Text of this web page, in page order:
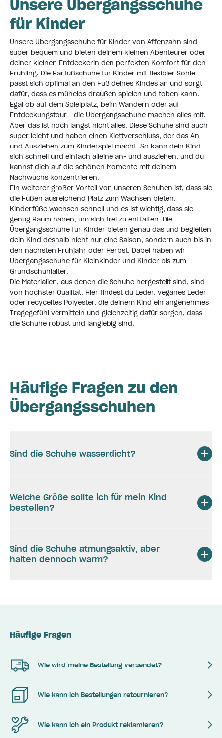
Unsere Übergangsschuhe
für Kinder
Unsere Übergangsschuhe für Kinder von Affenzahn sind
super bequem und bieten deinem kleinen Abenteurer oder
deiner kleinen Entdeckerin den perfekten Komfort für den
Frühling. Die Barfußschuhe für Kinder mit flexibler Sohle
passt sich optimal an den Fuß deines Kindes an und sorgt
dafür, dass es mühelos draußen spielen und toben kann.
Egal ob auf dem Spielplatz, beim Wandern oder auf
Entdeckungstour - die Übergangsschuhe machen alles mit.
Aber das ist noch längst nicht alles. Diese Schuhe sind auch
super leicht und haben einen Klettverschluss, der das An-
und Ausziehen zum Kinderspiel macht. So kann dein Kind
sich schnell und einfach alleine an- und ausziehen, und du
kannst dich auf die schönen Momente mit deinem
Nachwuchs konzentrieren.
Ein weiterer großer Vorteil von unseren Schuhen ist, dass sie
die Füßen ausreichend Platz zum Wachsen bieten.
Kinderfüße wachsen schnell und es ist wichtig, dass sie
genug Raum haben, um sich frei zu entfalten. Die
Übergangsschuhe für Kinder bieten genau das und begleiten
dein Kind deshalb nicht nur eine Saison, sondern auch bis in
den nächsten Frühjahr oder Herbst. Dabei haben wir
Übergangsschuhe für Kleinkinder und Kinder bis zum
Grundschuhlalter.
Die Materialien, aus denen die Schuhe hergestellt sind, sind
von höchster Qualität. Hier findest du Leder, veganes Leder
oder recyceltes Polyester, die deinem Kind ein angenehmes
Tragegefühl vermitteln und gleichzeitig dafür sorgen, dass
die Schuhe robust und langlebig sind.
Häufige Fragen zu den
Übergangsschuhen
Sind die Schuhe wasserdicht?
Welche Größe sollte ich für mein Kind
bestellen?
Sind die Schuhe atmungsaktiv, aber
halten dennoch warm?
Häufige Fragen
Wie wird meine Bestellung versendet?
Wie kann ich Bestellungen retournieren?
Wie kann ich ein Produkt reklamieren?